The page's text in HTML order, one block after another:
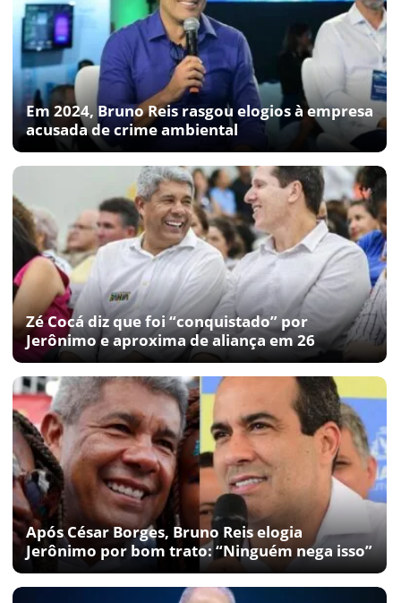
Em 2024, Bruno Reis rasgou elogios à empresa
acusada de crime ambiental
Zé Cocá diz que foi “conquistado” por
Jerônimo e aproxima de aliança em 26
Após César Borges, Bruno Reis elogia
Jerônimo por bom trato: “Ninguém nega isso”